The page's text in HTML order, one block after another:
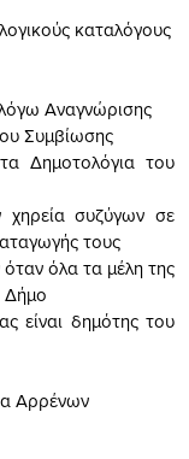
καταλόγους
Aναγνώρισης
Συμβίωσης
Δημοτολόγια του
χηρεία συζύγων σε
τους
όλα τα μέλη της
Δήμο
είναι δημότης του
Αρρένων